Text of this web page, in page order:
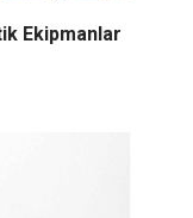
Ekipmanlar